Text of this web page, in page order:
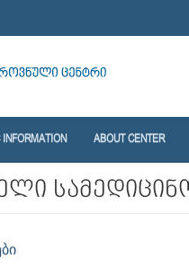
INFORMATION ABOUT CENTER